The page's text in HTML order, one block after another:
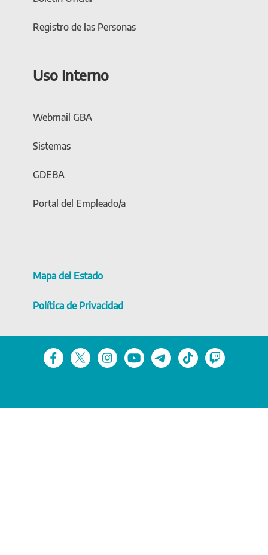
Registro de las Personas
Uso Interno
Webmail GBA
Sistemas
GDEBA
Portal del Empleado/a
Mapa del Estado
Política de Privacidad